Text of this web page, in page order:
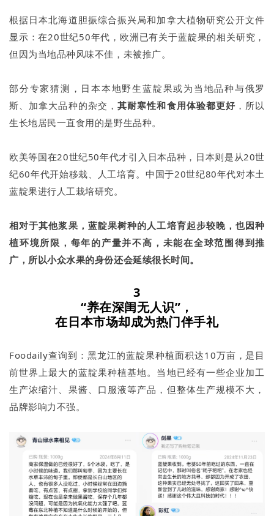
根据日本北海道胆振综合振兴局和加拿大植物研究公开文件
显示：在20世纪50年代，欧洲已有关于蓝靛果的相关研究，
但因为当地品种风味不佳，未被推广。
部分专家猜测，日本本地野生蓝靛果或为当地品种与俄罗
斯、加拿大品种的杂交，其耐寒性和食用体验都更好 ，所以
生长地居民一直食用的是野生品种。
欧美等国在20世纪50年代才引入日本品种，日本则是从20世
纪60年代开始移栽、人工培育。中国于20世纪80年代对本土
蓝靛果进行人工栽培研究。
相对于其他浆果，蓝靛果树种的人工培育起步较晚，也因种
植环境所限，每年的产量并不高，未能在全球范围得到推
广，所以小众水果的身份还会延续很长时间。
3
“养在深闺无人识”，
在日本市场却成为热门伴手礼
Foodaily查询到：黑龙江的蓝靛果种植面积达10万亩，是目
前世界上最大的蓝靛果种植基地。当地已经有一些企业加工
生产浓缩汁、果酱、口服液等产品，但整体生产规模不大，
品牌影响力不强。